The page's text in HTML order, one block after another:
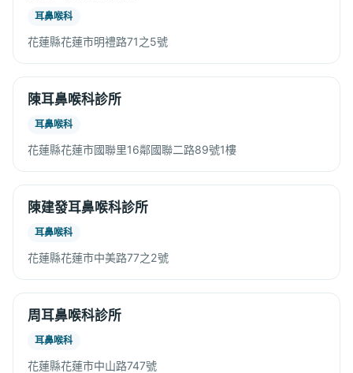
耳鼻喉科
花蓮縣花蓮市明禮路71之5號
陳耳鼻喉科診所
耳鼻喉科
花蓮縣花蓮市國聯里16鄰國聯二路89號1樓
陳建發耳鼻喉科診所
耳鼻喉科
花蓮縣花蓮市中美路77之2號
周耳鼻喉科診所
耳鼻喉科
花蓮縣花蓮市中山路747號